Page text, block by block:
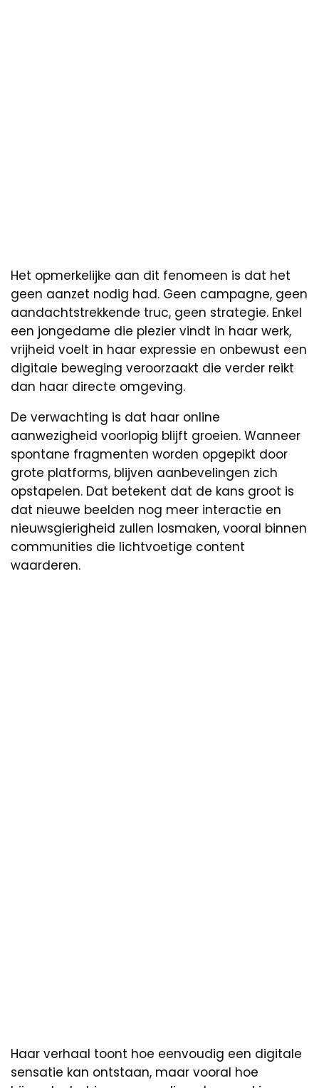
Het opmerkelijke aan dit fenomeen is dat het
geen aanzet nodig had. Geen campagne, geen
aandachtstrekkende truc, geen strategie. Enkel
een jongedame die plezier vindt in haar werk,
vrijheid voelt in haar expressie en onbewust een
digitale beweging veroorzaakt die verder reikt
dan haar directe omgeving.
De verwachting is dat haar online
aanwezigheid voorlopig blijft groeien. Wanneer
spontane fragmenten worden opgepikt door
grote platforms, blijven aanbevelingen zich
opstapelen. Dat betekent dat de kans groot is
dat nieuwe beelden nog meer interactie en
nieuwsgierigheid zullen losmaken, vooral binnen
communities die lichtvoetige content
waarderen.
Haar verhaal toont hoe eenvoudig een digitale
sensatie kan ontstaan, maar vooral hoe